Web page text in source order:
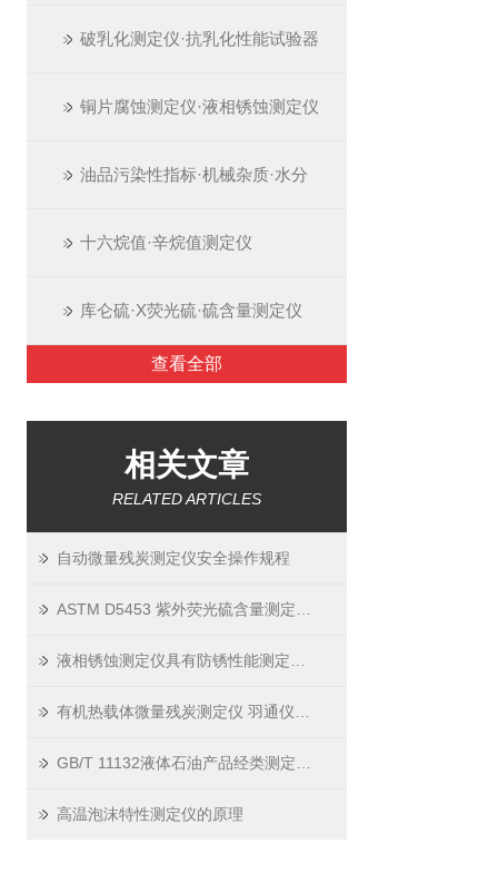
破乳化测定仪·抗乳化性能试验器
铜片腐蚀测定仪·液相锈蚀测定仪
油品污染性指标·机械杂质·水分
十六烷值·辛烷值测定仪
库仑硫·X荧光硫·硫含量测定仪
查看全部
相关文章
RELATED ARTICLES
自动微量残炭测定仪安全操作规程
高温泡沫特性测定仪的原理